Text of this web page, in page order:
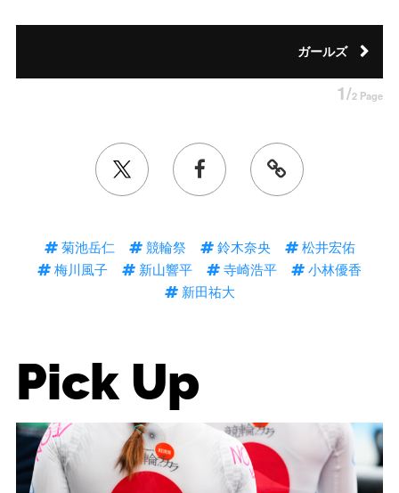
ガールズ
1/2 Page
菊池岳仁 競輪祭 鈴木奈央
松井宏佑
梅川風子
新山響平 寺崎浩平
小林優香
新田祐大
Pick Up